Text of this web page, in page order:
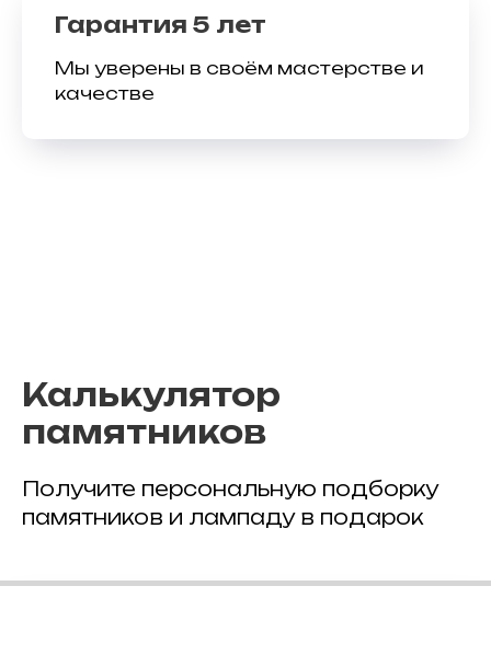
Гарантия 5 лет
Мы уверены в своём мастерстве и
качестве
Калькулятор
памятников
Получите персональную подборку
памятников и лампаду в подарок